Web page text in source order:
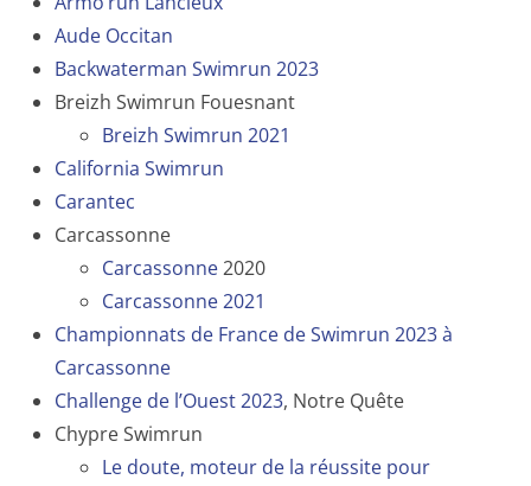
Aude Occitan
Backwaterman Swimrun 2023
Breizh Swimrun Fouesnant
Breizh Swimrun 2021
California Swimrun
Carantec
Carcassonne
Carcassonne2020
Carcassonne 2021
Championnats de France de Swimrun 2023 à
Carcassonne
Challenge de l’Ouest 2023, Notre Quête
Chypre Swimrun
Le doute, moteur de la réussite pour